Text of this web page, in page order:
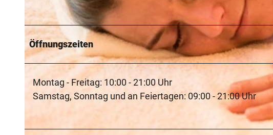
Öffnungszeiten
Montag - Freitag: 10:00 - 21:00 Uhr
Samstag, Sonntag und an Feiertagen: 09:00 - 21:00 Uhr